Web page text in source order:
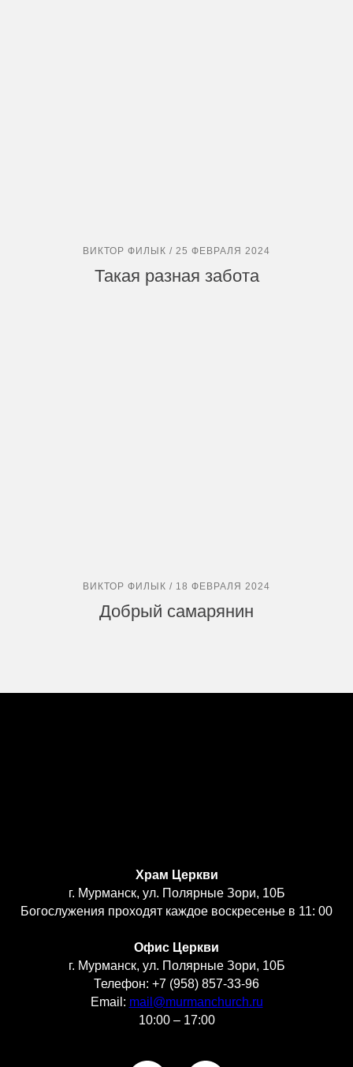
ВИКТОР ФИЛЫК / 25 ФЕВРАЛЯ 2024
Такая разная забота
ВИКТОР ФИЛЫК / 18 ФЕВРАЛЯ 2024
Добрый самарянин
Храм Церкви
г. Мурманск, ул. Полярные Зори, 10Б
Богослужения проходят каждое воскресенье в 11: 00
Офис Церкви
г. Мурманск, ул. Полярные Зори, 10Б
Телефон: +7 (958) 857-33-96
Email: mail@murmanchurch.ru
10:00 – 17:00